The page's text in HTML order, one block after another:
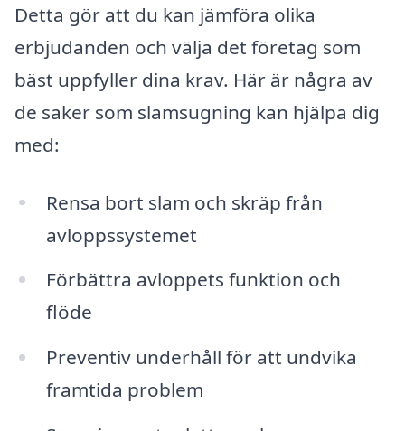
Detta gör att du kan jämföra olika
erbjudanden och välja det företag som
bäst uppfyller dina krav. Här är några av
de saker som slamsugning kan hjälpa dig
med:
Rensa bort slam och skräp från
avloppssystemet
Förbättra avloppets funktion och
flöde
Preventiv underhåll för att undvika
framtida problem